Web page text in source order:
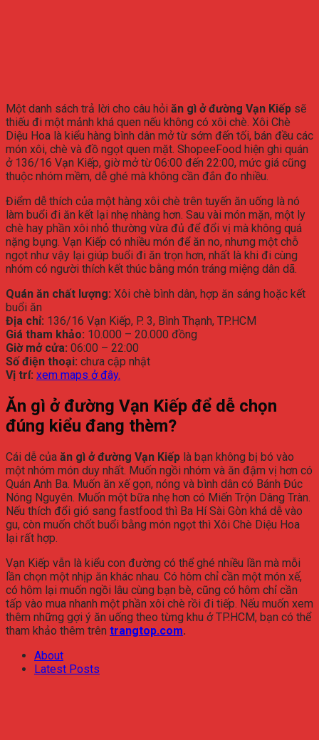
Một danh sách trả lời cho câu hỏi ăn gì ở đường Vạn Kiếp sẽ
thiếu đi một mảnh khá quen nếu không có xôi chè. Xôi Chè
Diệu Hoa là kiểu hàng bình dân mở từ sớm đến tối, bán đều các
món xôi, chè và đồ ngọt quen mặt. ShopeeFood hiện ghi quán
ở 136/16 Vạn Kiếp, giờ mở từ 06:00 đến 22:00, mức giá cũng
thuộc nhóm mềm, dễ ghé mà không cần đắn đo nhiều.
Điểm dễ thích của một hàng xôi chè trên tuyến ăn uống là nó
làm buổi đi ăn kết lại nhẹ nhàng hơn. Sau vài món mặn, một ly
chè hay phần xôi nhỏ thường vừa đủ để đổi vị mà không quá
nặng bụng. Vạn Kiếp có nhiều món để ăn no, nhưng một chỗ
ngọt như vậy lại giúp buổi đi ăn trọn hơn, nhất là khi đi cùng
nhóm có người thích kết thúc bằng món tráng miệng dân dã.
Quán ăn chất lượng: Xôi chè bình dân, hợp ăn sáng hoặc kết
buổi ăn
Địa chỉ: 136/16 Vạn Kiếp, P. 3, Bình Thạnh, TP.HCM
Giá tham khảo: 10.000 – 20.000 đồng
Giờ mở cửa: 06:00 – 22:00
Số điện thoại: chưa cập nhật
Vị trí: xem maps ở đây.
Ăn gì ở đường Vạn Kiếp để dễ chọn
đúng kiểu đang thèm?
Cái dễ của ăn gì ở đường Vạn Kiếp là bạn không bị bó vào
một nhóm món duy nhất. Muốn ngồi nhóm và ăn đậm vị hơn có
Quán Anh Ba. Muốn ăn xế gọn, nóng và bình dân có Bánh Đúc
Nóng Nguyên. Muốn một bữa nhẹ hơn có Miến Trộn Dâng Tràn.
Nếu thích đổi gió sang fastfood thì Ba Hí Sài Gòn khá dễ vào
gu, còn muốn chốt buổi bằng món ngọt thì Xôi Chè Diệu Hoa
lại rất hợp.
Vạn Kiếp vẫn là kiểu con đường có thể ghé nhiều lần mà mỗi
lần chọn một nhịp ăn khác nhau. Có hôm chỉ cần một món xế,
có hôm lại muốn ngồi lâu cùng bạn bè, cũng có hôm chỉ cần
tấp vào mua nhanh một phần xôi chè rồi đi tiếp. Nếu muốn xem
thêm những gợi ý ăn uống theo từng khu ở TP.HCM, bạn có thể
tham khảo thêm trên trangtop.com.
About
Latest Posts